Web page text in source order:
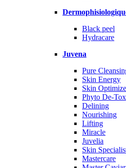
Black peel
Hydracare
Juvena
Pure
Skin Energy
Skin Optimize
Phyto De-Tox
Delining
Nourishing
Lifting
Miracle
Juvelia
Skin
Mastercare